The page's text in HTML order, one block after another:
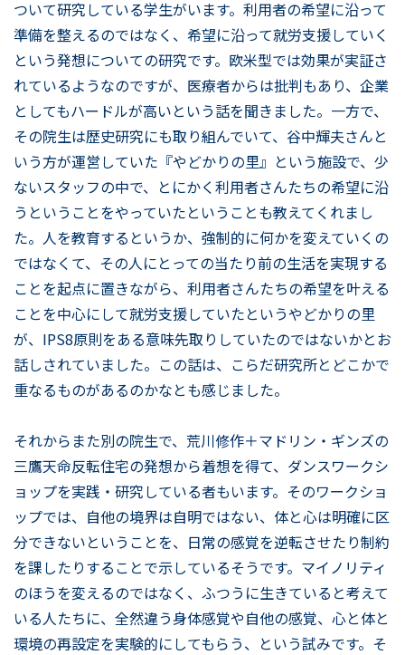
ついて研究している学生がいます。利用者の希望に沿って
準備を整えるのではなく、希望に沿って就労支援していく
という発想についての研究です。欧米型では効果が実証さ
れているようなのですが、医療者からは批判もあり、企業
としてもハードルが高いという話を聞きました。一方で、
その院生は歴史研究にも取り組んでいて、谷中輝夫さんと
いう方が運営していた『やどかりの里』という施設で、少
ないスタッフの中で、とにかく利用者さんたちの希望に沿
うということをやっていたということも教えてくれまし
た。人を教育するというか、強制的に何かを変えていくの
ではなくて、その人にとっての当たり前の生活を実現する
ことを起点に置きながら、利用者さんたちの希望を叶える
ことを中心にして就労支援していたというやどかりの里
が、IPS8原則をある意味先取りしていたのではないかとお
話しされていました。この話は、こらだ研究所とどこかで
重なるものがあるのかなとも感じました。
それからまた別の院生で、荒川修作＋マドリン・ギンズの
三鷹天命反転住宅の発想から着想を得て、ダンスワークシ
ョップを実践・研究している者もいます。そのワークショ
ップでは、自他の境界は自明ではない、体と心は明確に区
分できないということを、日常の感覚を逆転させたり制約
を課したりすることで示しているそうです。マイノリティ
のほうを変えるのではなく、ふつうに生きていると考えて
いる人たちに、全然違う身体感覚や自他の感覚、心と体と
環境の再設定を実験的にしてもらう、という試みです。そ